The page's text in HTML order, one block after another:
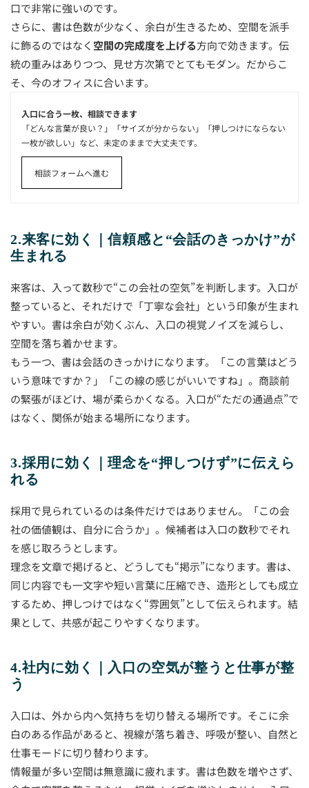
口で非常に強いのです。
さらに、書は色数が少なく、余白が生きるため、空間を派手
に飾るのではなく 空間の完成度を上げる方向で効きます。伝
統の重みはありつつ、見せ方次第でとてもモダン。だからこ
そ、今のオフィスに合います。
入口に合う一枚、相談できます
「どんな言葉が良い？」「サイズが分からない」「押しつけにならない
一枚が欲しい」など、未定のままで大丈夫です。
相談フォームへ進む
2.来客に効く｜信頼感と“会話のきっかけ”が
生まれる
来客は、入って数秒で“この会社の空気”を判断します。入口が
整っていると、それだけで「丁寧な会社」という印象が生まれ
やすい。書は余白が効くぶん、入口の視覚ノイズを減らし、
空間を落ち着かせます。
もう一つ、書は会話のきっかけになります。「この言葉はどう
いう意味ですか？」「この線の感じがいいですね」。商談前
の緊張がほどけ、場が柔らかくなる。入口が“ただの通過点”で
はなく、関係が始まる場所になります。
3.採用に効く｜理念を“押しつけず”に伝えら
れる
採用で見られているのは条件だけではありません。「この会
社の価値観は、自分に合うか」。候補者は入口の数秒でそれ
を感じ取ろうとします。
理念を文章で掲げると、どうしても“掲示”になります。書は、
同じ内容でも一文字や短い言葉に圧縮でき、造形としても成立
するため、押しつけではなく“雰囲気”として伝えられます。結
果として、共感が起こりやすくなります。
4.社内に効く｜入口の空気が整うと仕事が整
う
入口は、外から内へ気持ちを切り替える場所です。そこに余
白のある作品があると、視線が落ち着き、呼吸が整い、自然と
仕事モードに切り替わります。
情報量が多い空間は無意識に疲れます。書は色数を増やさず、